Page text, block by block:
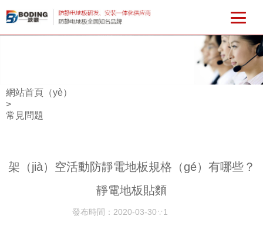
網站首頁（yè）
>
常見問題
架（jià）空活動防靜電地板規格（gé）有哪些？
靜電地板貼麵
發布時間： 2020-03-30∵1